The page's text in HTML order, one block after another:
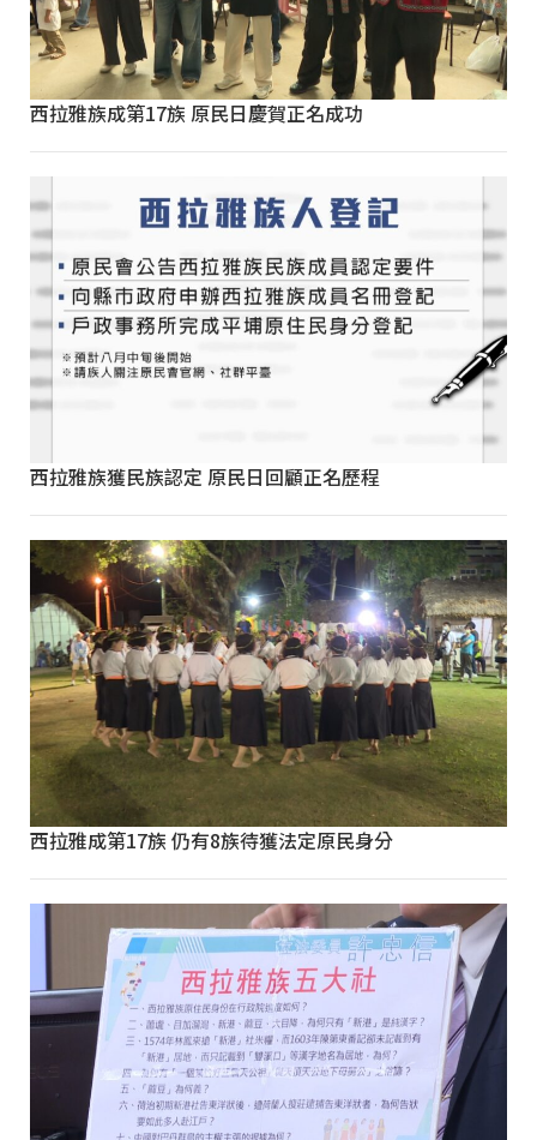
西拉雅族成第17族 原民日慶賀正名成功
西拉雅族獲民族認定 原民日回顧正名歷程
西拉雅成第17族 仍有8族待獲法定原民身分